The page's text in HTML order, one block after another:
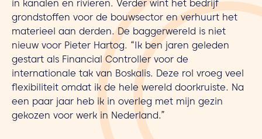
in kanalen en rivieren. Verder wint het bedrijf
grondstoffen voor de bouwsector en verhuurt het
materieel aan derden. De baggerwereld is niet
nieuw voor Pieter Hartog. “Ik ben jaren geleden
gestart als Financial Controller voor de
internationale tak van Boskalis. Deze rol vroeg veel
flexibiliteit omdat ik de hele wereld doorkruiste. Na
een paar jaar heb ik in overleg met mijn gezin
gekozen voor werk in Nederland.”